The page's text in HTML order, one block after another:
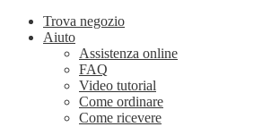
Trova negozio
Aiuto
Assistenza online
FAQ
Video tutorial
Come ordinare
Come ricevere